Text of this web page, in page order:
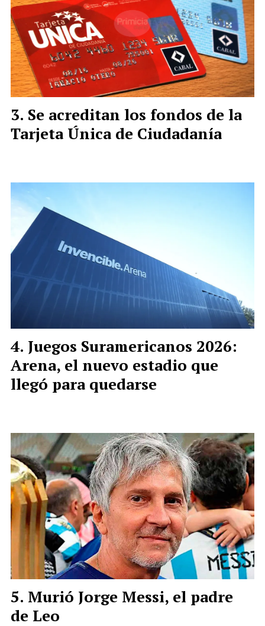
Se acreditan los fondos de la
Tarjeta Única de Ciudadanía
Juegos Suramericanos 2026:
Arena, el nuevo estadio que
llegó para quedarse
Murió Jorge Messi, el padre
de Leo